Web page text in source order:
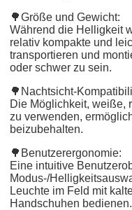
🌳Größe und Gewicht:
Während die Helligkeit
relativ kompakte und
transportieren und
oder schwer zu sein.
🌳Nachtsicht-
Die Möglichkeit, weiße,
zu verwenden,
beizubehalten.
🌳Benutzerergonomie:
Eine intuitive
Modus-/
Leuchte im Feld mit
Handschuhen bedienen.